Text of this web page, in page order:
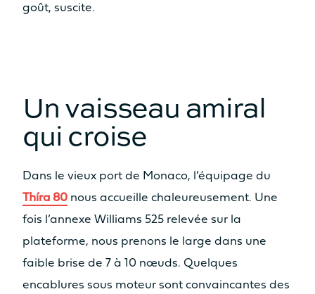
goût, suscite.
Un vaisseau amiral
qui croise
Dans le vieux port de Monaco, l’équipage du
Thíra 80 nous accueille chaleureusement. Une
fois l’annexe Williams 525 relevée sur la
plateforme, nous prenons le large dans une
faible brise de 7 à 10 nœuds. Quelques
encablures sous moteur sont convaincantes des